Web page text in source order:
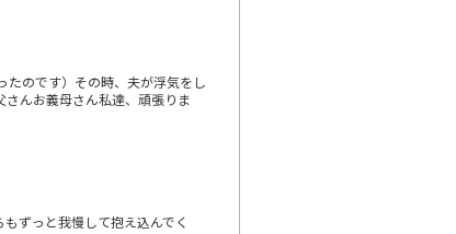
たのです）その時、夫が浮気をし
んお義母さん私達、頑張りま
ずっと我慢して抱え込んでく